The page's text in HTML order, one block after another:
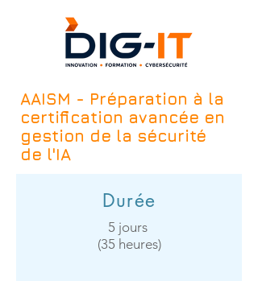
AAISM - Préparation à la
certification avancée en
gestion de la sécurité
de l'IA
Durée
5 jours ​
(35 heures)